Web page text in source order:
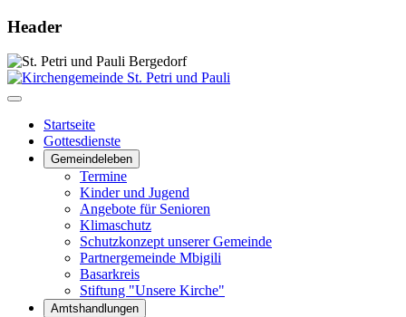
Header
Startseite
Gottesdienste
Gemeindeleben
Termine
Kinder und Jugend
Angebote für Senioren
Klimaschutz
Schutzkonzept unserer Gemeinde
Partnergemeinde Mbigili
Basarkreis
Stiftung "Unsere Kirche"
Amtshandlungen